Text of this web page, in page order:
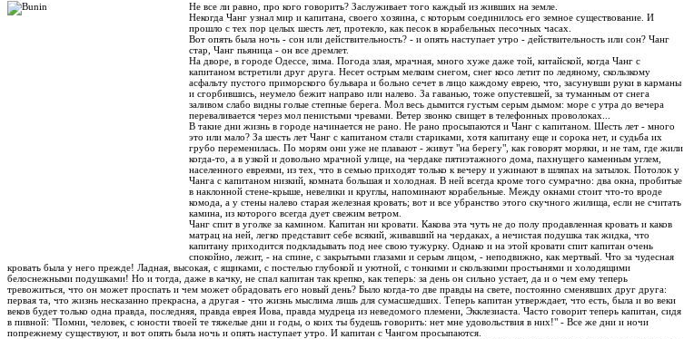
Не все ли равно, про кого говорить? Заслуживает того каждый из живших на земле.
Некогда Чанг узнал мир и капитана, своего хозяина, с которым соединилось его земное существование. И
прошло с тех пор целых шесть лет, протекло, как песок в корабельных песочных часах.
Вот опять была ночь - сон или действительность? - и опять наступает утро - действительность или сон? Чанг
стар, Чанг пьяница - он все дремлет.
На дворе, в городе Одессе, зима. Погода злая, мрачная, много хуже даже той, китайской, когда Чанг с
капитаном встретили друг друга. Несет острым мелким снегом, снег косо летит по ледяному, скользкому
асфальту пустого приморского бульвара и больно сечет в лицо каждому еврею, что, засунувши руки в карманы
и сгорбившись, неумело бежит направо или налево. За гаванью, тоже опустевшей, за туманным от снега
заливом слабо видны голые степные берега. Мол весь дымится густым серым дымом: море с утра до вечера
переваливается через мол пенистыми чревами. Ветер звонко свищет в телефонных проволоках...
В такие дни жизнь в городе начинается не рано. Не рано просыпаются и Чанг с капитаном. Шесть лет - много
это или мало? За шесть лет Чанг с капитаном стали стариками, хотя капитану еще и сорока нет, и судьба их
грубо переменилась. По морям они уже не плавают - живут "на берегу", как говорят моряки, и не там, где жили
когда-то, а в узкой и довольно мрачной улице, на чердаке пятиэтажного дома, пахнущего каменным углем,
населенного евреями, из тех, что в семью приходят только к вечеру и ужинают в шляпах на затылок. Потолок у
Чанга с капитаном низкий, комната большая и холодная. В ней всегда кроме того сумрачно: два окна, пробитые
в наклонной стене-крыше, невелики и круглы, напоминают корабельные. Между окнами стоит что-то вроде
комода, а у стены налево старая железная кровать; вот и все убранство этого скучного жилища, если не считать
камина, из которого всегда дует свежим ветром.
Чанг спит в уголке за камином. Капитан ни кровати. Какова эта чуть не до полу продавленная кровать и каков
матрац на ней, легко представит себе всякий, живавший на чердаках, а нечистая подушка так жидка, что
капитану приходится подкладывать под нее свою тужурку. Однако и на этой кровати спит капитан очень
спокойно, лежит, - на спине, с закрытыми глазами и серым лицом, - неподвижно, как мертвый. Что за чудесная
кровать была у него прежде! Ладная, высокая, с ящиками, с постелью глубокой и уютной, с тонкими и скользкими простынями и холодящими
белоснежными подушками! Но и тогда, даже в качку, не спал капитан так крепко, как теперь: за день он сильно устает, да и о чем ему теперь
тревожиться, что он может проспать и чем может обрадовать его новый день? Было когда-то две правды на свете, постоянно сменявших друг друга:
первая та, что жизнь несказанно прекрасна, а другая - что жизнь мыслима лишь для сумасшедших. Теперь капитан утверждает, что есть, была и во веки
веков будет только одна правда, последняя, правда еврея Иова, правда мудреца из неведомого племени, Экклезиаста. Часто говорит теперь капитан, сидя
в пивной: "Помни, человек, с юности твоей те тяжелые дни и годы, о коих ты будешь говорить: нет мне удовольствия в них!" - Все же дни и ночи
попрежнему существуют, и вот опять была ночь и опять наступает утро. И капитан с Чангом просыпаются.